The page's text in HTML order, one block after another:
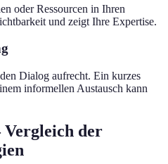
oder Ressourcen in Ihren
und zeigt Ihre Expertise.
Dialog aufrecht. Ein kurzes
informellen Austausch kann
der